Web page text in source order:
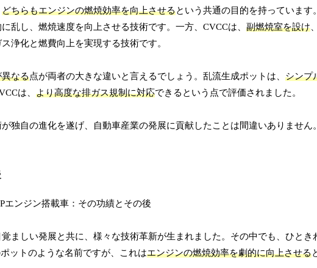
どちらもエンジンの燃焼効率を向上させるという共通の目的を持っています
乱し、燃焼速度を向上させる技術です。一方、CVCCは、 副燃焼室を設け
浄化と燃費向上を実現する技術です。
なる点が両者の大きな違いと言えるでしょう。乱流生成ポットは、 シンプ
は、 より高度な排ガス規制に対応できるという点で評価されました。
独自の進化を遂げ、自動車産業の発展に貢献したことは間違いありません。
ましい発展と共に、様々な技術革新が生まれました。その中でも、ひと
ットのような名前ですが、これはエンジンの燃焼効率を劇的に向上させる